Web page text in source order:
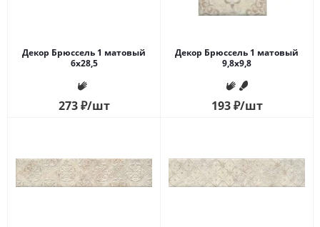
Декор Брюссель 1 матовый
6х28,5
273₽/шт
Декор Брюссель 1 матовый
9,8х9,8
193₽/шт